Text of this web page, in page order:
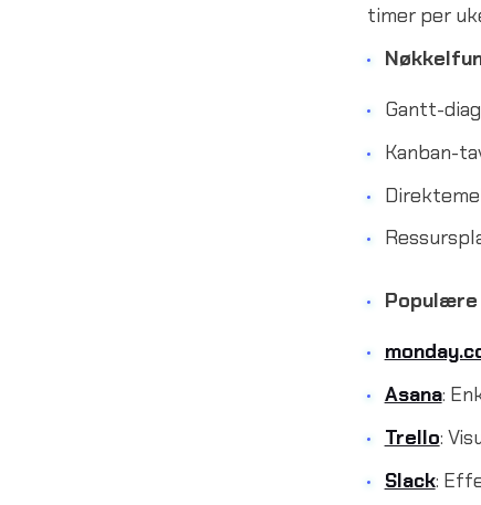
timer per
Gantt-
Kanban-
Asana:
Trello:
Slack: